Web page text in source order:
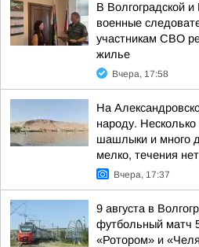
В Волгоградской и
военные
участникам СВО
жилье
Вчера, 17:58
На
народу.
шашлыки и много
мелко, течения
Вчера, 17:37
9 августа в
футбольный матч
«Ротором» и